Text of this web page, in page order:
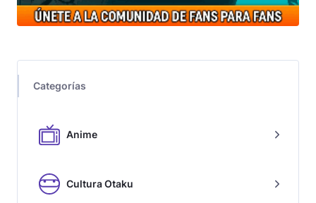
Categorías
Anime
Cultura Otaku